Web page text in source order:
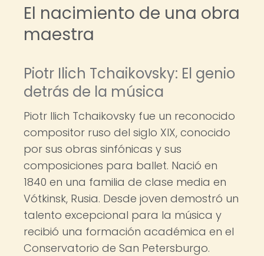
El nacimiento de una obra
maestra
Piotr Ilich Tchaikovsky: El genio
detrás de la música
Piotr Ilich Tchaikovsky fue un reconocido
compositor ruso del siglo XIX, conocido
por sus obras sinfónicas y sus
composiciones para ballet. Nació en
1840 en una familia de clase media en
Vótkinsk, Rusia. Desde joven demostró un
talento excepcional para la música y
recibió una formación académica en el
Conservatorio de San Petersburgo.